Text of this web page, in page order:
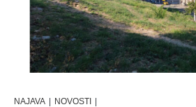
NAJAVA | NOVOSTI |